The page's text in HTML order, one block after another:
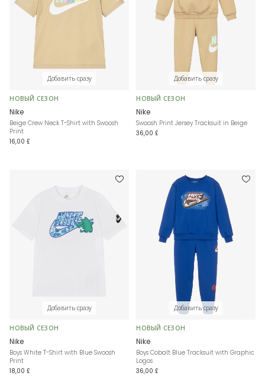
Добавить сразу
НОВЫЙ СЕЗОН
Nike
Beige Crew Neck T-Shirt with Swoosh
Print
16,00 £
Добавить сразу
НОВЫЙ СЕЗОН
Nike
Swoosh Print Jersey Tracksuit in Beige
36,00 £
Добавить сразу
НОВЫЙ СЕЗОН
Nike
Boys White T-Shirt with Blue Swoosh
Print
18,00 £
Добавить сразу
НОВЫЙ СЕЗОН
Nike
Boys Cobalt Blue Tracksuit with Graphic
Logos
36,00 £